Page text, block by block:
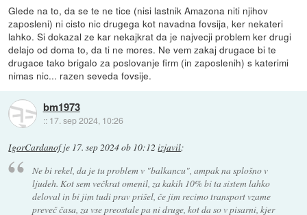
Glede na to, da se te ne tice (nisi lastnik Amazona niti njihov
zaposleni) ni cisto nic drugega kot navadna fovsija, ker nekateri
lahko. Si dokazal ze kar nekajkrat da je najvecji problem ker drugi
delajo od doma to, da ti ne mores. Ne vem zakaj drugace bi te
drugace tako brigalo za poslovanje firm (in zaposlenih) s katerimi
nimas nic... razen seveda fovsije.
bm1973
:: 17. sep 2024, 10:26
IgorCardanofje 17. sep 2024 ob 10:12 izjavil:
Ne bi rekel, da je tu problem v "balkancu", ampak na splošno v
ljudeh. Kot sem večkrat omenil, za kakih 10% bi ta sistem lahko
deloval in bi jim tudi prav prišel, če jim recimo transport vzame
preveč časa, za vse preostale pa ni druge, kot da so v pisarni, kjer